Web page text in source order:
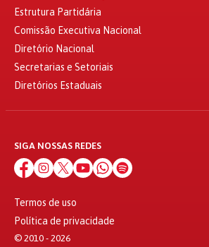
Estrutura Partidária
Comissão Executiva Nacional
Diretório Nacional
Secretarias e Setoriais
Diretórios Estaduais
SIGA NOSSAS REDES
Termos de uso
Política de privacidade
© 2010 - 2026